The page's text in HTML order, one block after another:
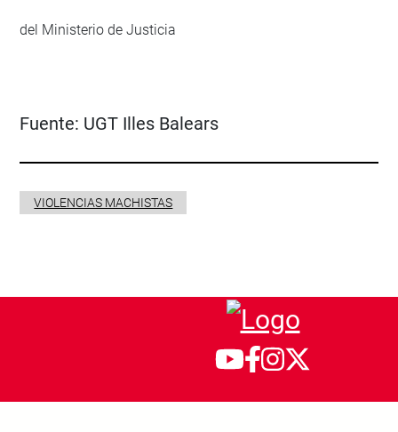
del Ministerio de Justicia
Fuente: UGT Illes Balears
VIOLENCIAS MACHISTAS